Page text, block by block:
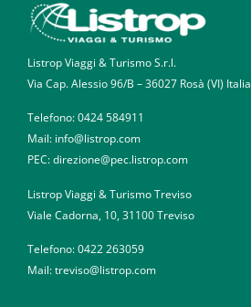
Listrop Viaggi & Turismo S.r.l.
Via Cap. Alessio 96/B – 36027 Rosà (VI) Italia
Telefono:0424 584911
Mail: info@listrop.com
PEC: direzione@pec.listrop.com
Listrop Viaggi & Turismo Treviso
Viale Cadorna, 10, 31100 Treviso
Telefono:0422 263059
Mail: treviso@listrop.com